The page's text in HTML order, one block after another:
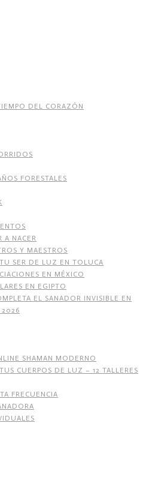
DEL CORAZÓN
FORESTALES
A NACER
Y MAESTROS
SER DE LUZ EN TOLUCA
EN MÉXICO
EN EGIPTO
EL SANADOR INVISIBLE EN
2026
SHAMAN MODERNO
CUERPOS DE LUZ – 12 TALLERES
FRECUENCIA